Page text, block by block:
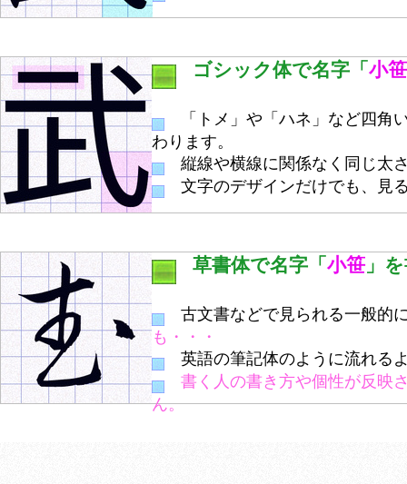
ゴシック体で名字「 小笹
「トメ」や「ハネ」など四角
わります。
縦線や横線に関係なく同じ太
文字のデザインだけでも、見
草書体で名字「 小笹」
古文書などで見られる一般的
も・・・
英語の筆記体のように流れる
書く人の書き方や個性が反映
ん。